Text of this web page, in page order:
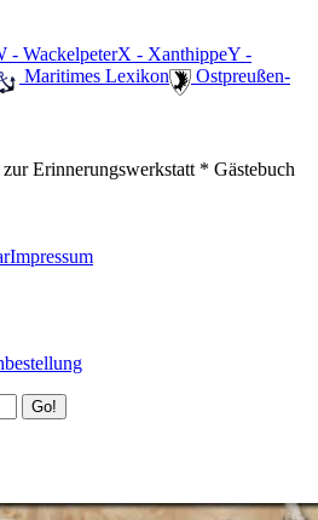
- WackelpeterX - XanthippeY -
️ Maritimes Lexikon
️ Ostpreußen-
Erinnerungswerkstatt * Gästebuch
Impressum